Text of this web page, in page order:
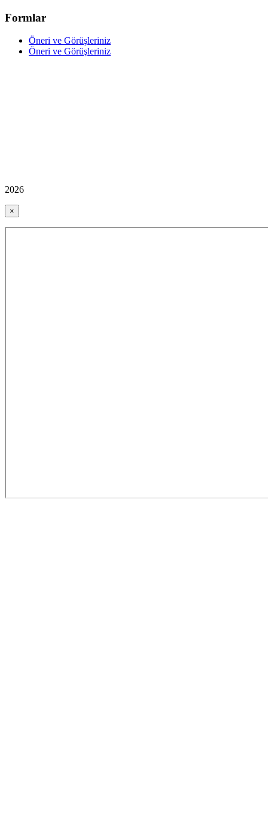
Formlar
Öneri ve Görüşleriniz
Öneri ve Görüşleriniz
2026
×